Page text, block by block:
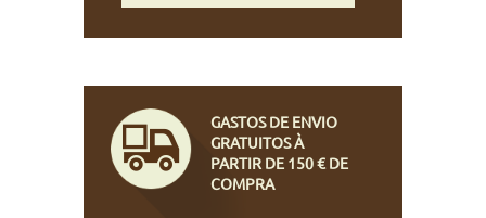
GASTOS DE ENVIO
GRATUITOS À
PARTIR DE 150 € DE
COMPRA